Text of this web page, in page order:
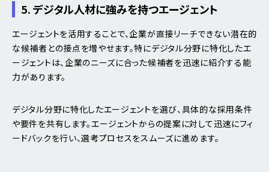
5. デジタル人材に強みを持つエージェント
エージェントを活用することで、企業が直接リーチできない潜在的
な候補者との接点を増やせます。特にデジタル分野に特化したエ
ージェントは、企業のニーズに合った候補者を迅速に紹介する能
力があります。
デジタル分野に特化したエージェントを選び、具体的な採用条件
や要件を共有します。エージェントからの提案に対して迅速にフィ
ードバックを行い、選考プロセスをスムーズに進めます。